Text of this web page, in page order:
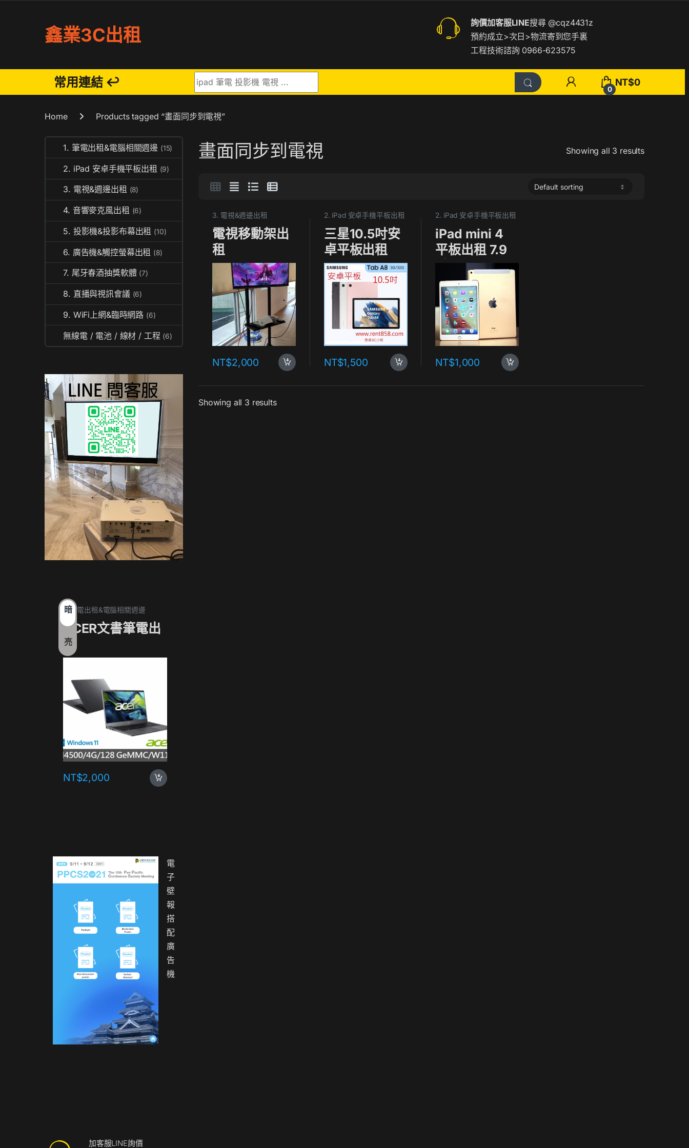
暗
亮
鑫業3C出租
詢價加客服LINE搜尋 @cqz4431z
預約成立>次日>物流寄到您手裏
工程技術諮詢 0966-623575
常用連結 ↩ Search for:
0
NT$0
Home Products tagged “畫面同步到電視”
畫面同步到電視 Showing all 3 results
3. 電視&週邊出租
電視移動架出
租
NT$2,000
2. iPad 安卓手機平板出租
三星10.5吋安
卓平板出租
NT$1,500
2. iPad 安卓手機平板出租
iPad mini 4
平板出租 7.9
NT$1,000
Showing all 3 results
1. 筆電出租&電腦相關週邊 (15)
2. iPad 安卓手機平板出租 (9)
3. 電視&週邊出租 (8)
4. 音響麥克風出租 (6)
5. 投影機&投影布幕出租 (10)
6. 廣告機&觸控螢幕出租 (8)
7. 尾牙春酒抽獎軟體 (7)
8. 直播與視訊會議 (6)
9. WiFi上網&臨時網路 (6)
無線電 / 電池 / 線材 / 工程 (6)
1. 筆電出租&電腦相關週邊
ACER文書筆電出
租
NT$2,000
電
子
壁
報
搭
配
廣
告
機
加客服LINE詢價